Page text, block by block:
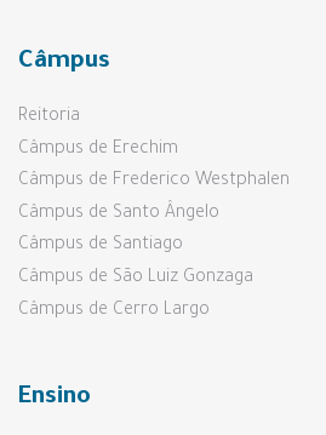
Câmpus
Reitoria
Câmpus de Erechim
Câmpus de Frederico Westphalen
Câmpus de Santo Ângelo
Câmpus de Santiago
Câmpus de São Luiz Gonzaga
Câmpus de Cerro Largo
Ensino